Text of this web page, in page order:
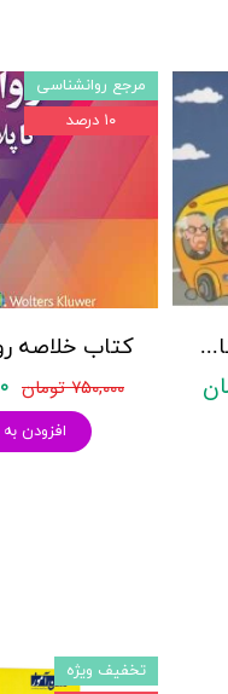
۷۵۰,۰۰۰ تومان
افزودن
مرجع روانشناسی
۱۰ درصد
پکیج سوالات کنکور کارشناسی ارشد روانشناسی (بالینی، عمومی و تربیتی) با پاسخنامه تشریحی روان آموز
تخفیف ویژه